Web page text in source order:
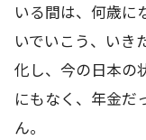
いる間は、何歳に
いでいこう、いき
化し、今の日本の
にもなく、年金だ
ん。